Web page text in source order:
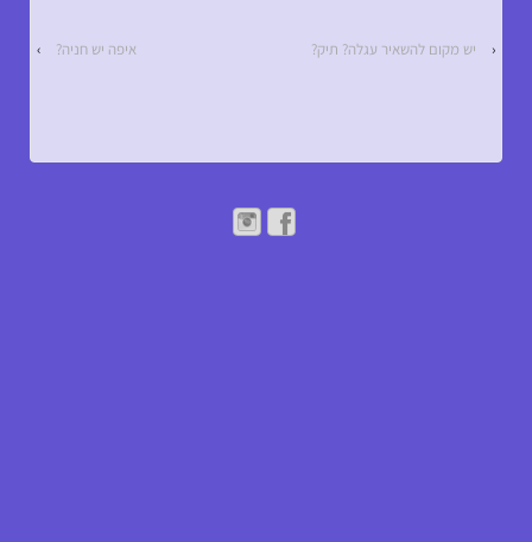
‹ יש מקום להשאיר עגלה? תיק? איפה יש חניה? ›